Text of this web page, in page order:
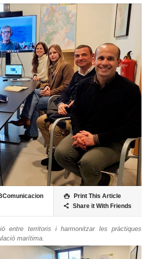
 Print This Article
 Share it With Friends
entre territoris i harmonitzar les pràctiques
marítima.